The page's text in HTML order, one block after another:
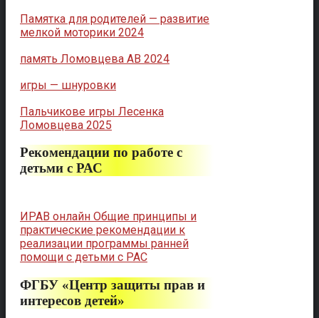
Памятка для родителей — развитие
мелкой моторики 2024
память Ломовцева АВ 2024
игры — шнуровки
Пальчикове игры Лесенка
Ломовцева 2025
Рекомендации по работе с
детьми с РАС
ИРАВ онлайн Общие принципы и
практические рекомендации к
реализации программы ранней
помощи с детьми с РАС
ФГБУ «Центр защиты прав и
интересов детей»